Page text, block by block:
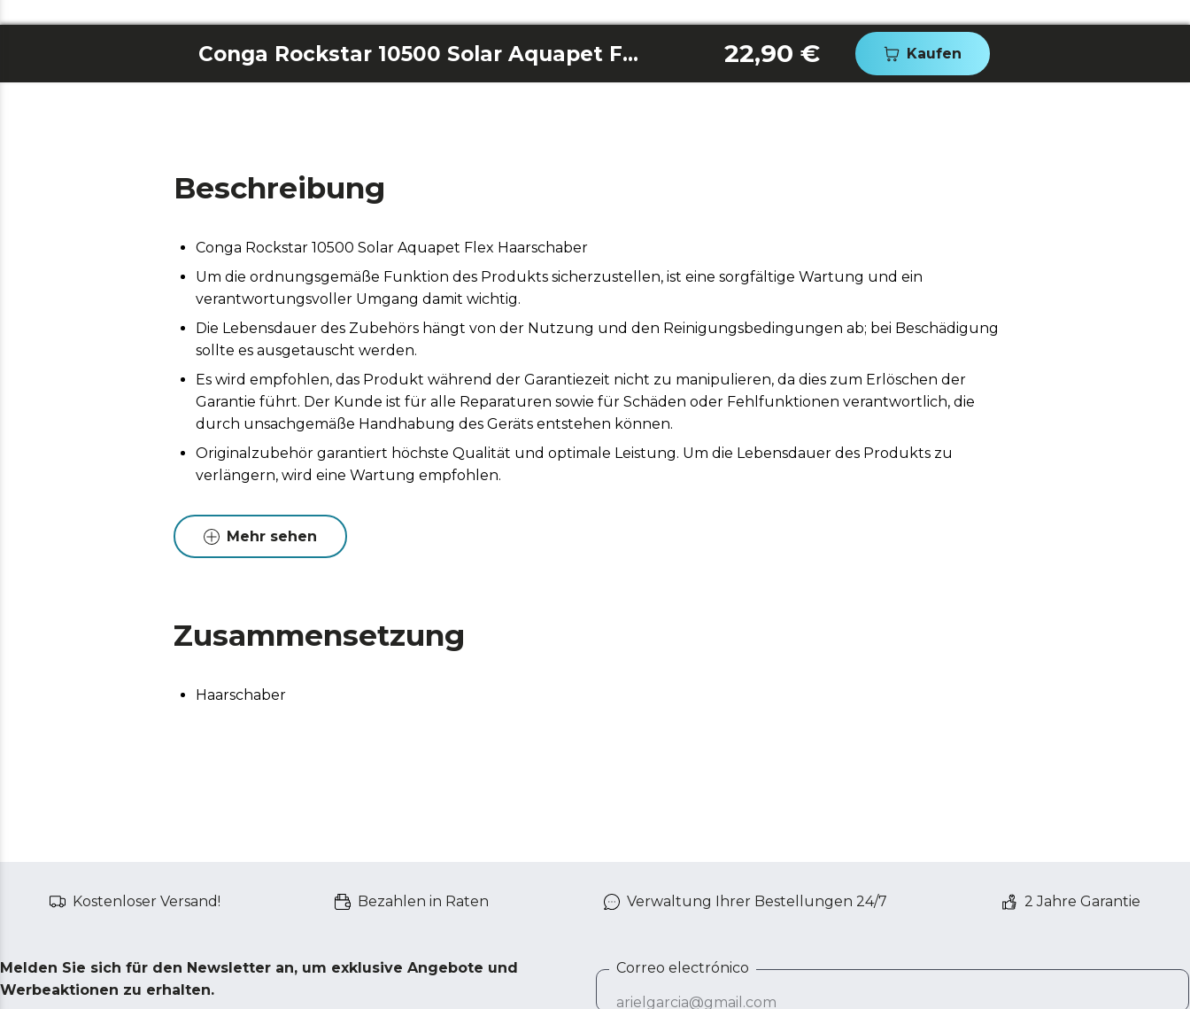
Conga Rockstar 10500 Solar Aquapet Flex Haarschaber 22,90 € Kaufen
Beschreibung
Conga Rockstar 10500 Solar Aquapet Flex Haarschaber
Um die ordnungsgemäße Funktion des Produkts sicherzustellen, ist eine sorgfältige Wartung und ein
verantwortungsvoller Umgang damit wichtig.
Die Lebensdauer des Zubehörs hängt von der Nutzung und den Reinigungsbedingungen ab; bei Beschädigung
sollte es ausgetauscht werden.
Es wird empfohlen, das Produkt während der Garantiezeit nicht zu manipulieren, da dies zum Erlöschen der
Garantie führt. Der Kunde ist für alle Reparaturen sowie für Schäden oder Fehlfunktionen verantwortlich, die
durch unsachgemäße Handhabung des Geräts entstehen können.
Originalzubehör garantiert höchste Qualität und optimale Leistung. Um die Lebensdauer des Produkts zu
verlängern, wird eine Wartung empfohlen.
Mehr sehen
Zusammensetzung
Haarschaber
Kostenloser Versand! Bezahlen in Raten Verwaltung Ihrer Bestellungen 24/7 2 Jahre Garantie
Melden Sie sich für den Newsletter an, um exklusive Angebote und
Werbeaktionen zu erhalten.
Correo electrónico